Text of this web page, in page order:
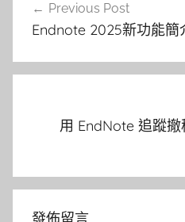
覽
Previous Post
Endnote 2025新功能簡
用 EndNote 追蹤